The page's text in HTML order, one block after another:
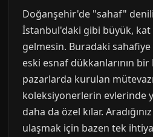
Doğanşehir'de "sahaf"
İstanbul'daki gibi büyük,
gelmesin. Buradaki
eski esnaf dükkanlarının
pazarlarda kurulan
koleksiyonerlerin evlerinde
daha da özel kılar.
ulaşmak için bazen tek